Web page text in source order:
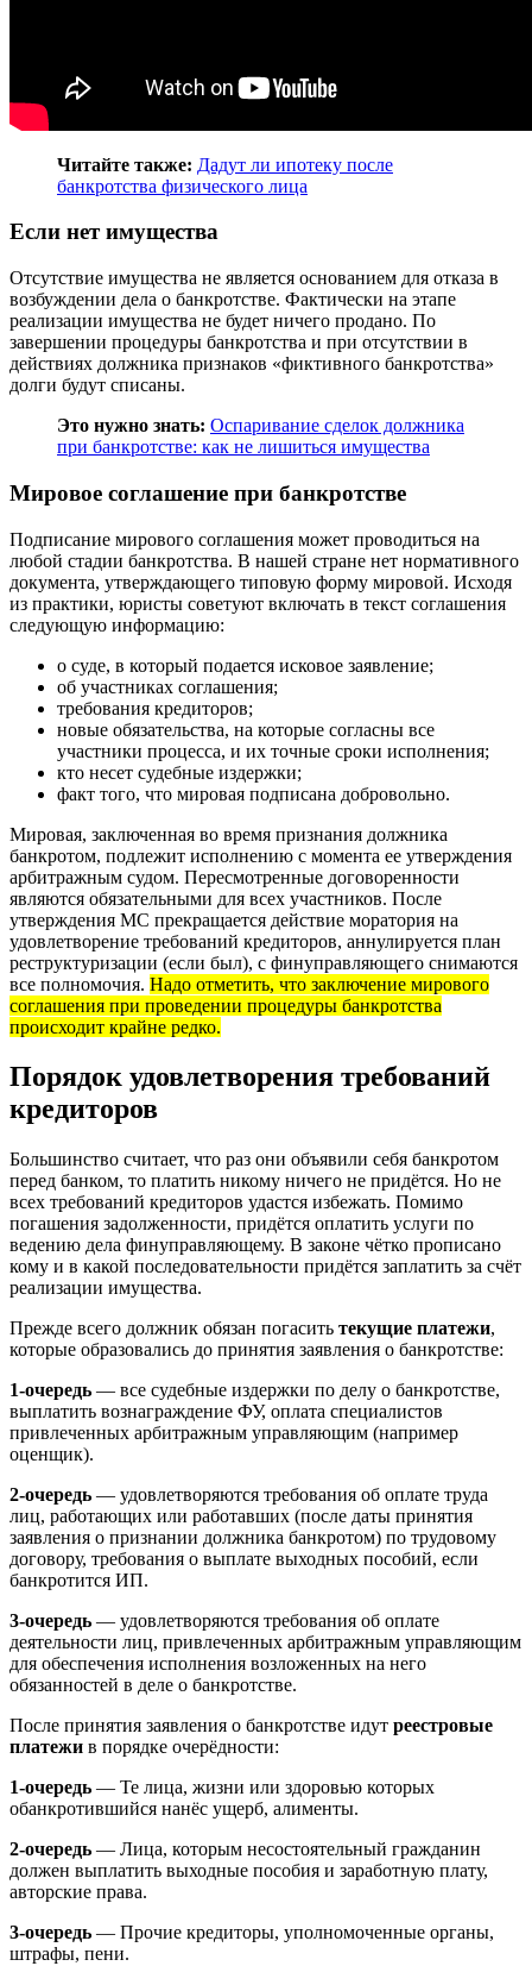
Читайте также: Дадут ли ипотеку после
банкротства физического лица
Если нет имущества
Отсутствие имущества не является основанием для отказа в
возбуждении дела о банкротстве. Фактически на этапе
реализации имущества не будет ничего продано. По
завершении процедуры банкротства и при отсутствии в
действиях должника признаков «фиктивного банкротства»
долги будут списаны.
Это нужно знать: Оспаривание сделок должника
при банкротстве: как не лишиться имущества
Мировое соглашение при банкротстве
Подписание мирового соглашения может проводиться на
любой стадии банкротства. В нашей стране нет нормативного
документа, утверждающего типовую форму мировой. Исходя
из практики, юристы советуют включать в текст соглашения
следующую информацию:
о суде, в который подается исковое заявление;
об участниках соглашения;
требования кредиторов;
новые обязательства, на которые согласны все
участники процесса, и их точные сроки исполнения;
кто несет судебные издержки;
факт того, что мировая подписана добровольно.
Мировая, заключенная во время признания должника
банкротом, подлежит исполнению с момента ее утверждения
арбитражным судом. Пересмотренные договоренности
являются обязательными для всех участников. После
утверждения МС прекращается действие моратория на
удовлетворение требований кредиторов, аннулируется план
реструктуризации (если был), с финуправляющего снимаются
все полномочия. Надо отметить, что заключение мирового
соглашения при проведении процедуры банкротства
происходит крайне редко.
Порядок удовлетворения требований
кредиторов
Большинство считает, что раз они объявили себя банкротом
перед банком, то платить никому ничего не придётся. Но не
всех требований кредиторов удастся избежать. Помимо
погашения задолженности, придётся оплатить услуги по
ведению дела финуправляющему. В законе чётко прописано
кому и в какой последовательности придётся заплатить за счёт
реализации имущества.
Прежде всего должник обязан погасить текущие платежи,
которые образовались до принятия заявления о банкротстве:
1-очередь — все судебные издержки по делу о банкротстве,
выплатить вознаграждение ФУ, оплата специалистов
привлеченных арбитражным управляющим (например
оценщик).
2-очередь — удовлетворяются требования об оплате труда
лиц, работающих или работавших (после даты принятия
заявления о признании должника банкротом) по трудовому
договору, требования о выплате выходных пособий, если
банкротится ИП.
3-очередь — удовлетворяются требования об оплате
деятельности лиц, привлеченных арбитражным управляющим
для обеспечения исполнения возложенных на него
обязанностей в деле о банкротстве.
После принятия заявления о банкротстве идут реестровые
платежи в порядке очерёдности:
1-очередь — Те лица, жизни или здоровью которых
обанкротившийся нанёс ущерб, алименты.
2-очередь — Лица, которым несостоятельный гражданин
должен выплатить выходные пособия и заработную плату,
авторские права.
3-очередь — Прочие кредиторы, уполномоченные органы,
штрафы, пени.